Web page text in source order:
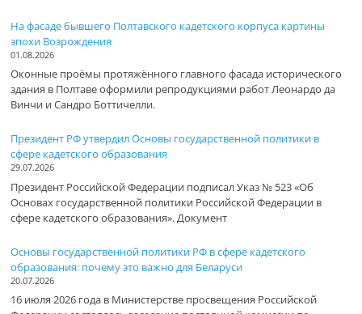
На фасаде бывшего Полтавского кадетского корпуса картины
эпохи Возрождения
01.08.2026
Оконные проёмы протяжённого главного фасада исторического
здания в Полтаве оформили репродукциями работ Леонардо да
Винчи и Сандро Боттичелли.
Президент РФ утвердил Основы государственной политики в
сфере кадетского образования
29.07.2026
Президент Российской Федерации подписал Указ № 523 «Об
Основах государственной политики Российской Федерации в
сфере кадетского образования». Документ
Основы государственной политики РФ в сфере кадетского
образования: почему это важно для Беларуси
20.07.2026
16 июля 2026 года в Министерстве просвещения Российской